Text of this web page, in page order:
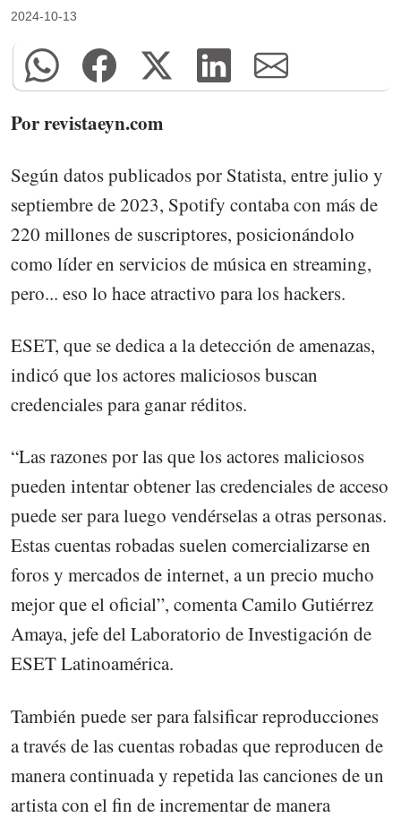
2024-10-13
Por revistaeyn.com
Según datos publicados por Statista, entre julio y
septiembre de 2023, Spotify contaba con más de
220 millones de suscriptores, posicionándolo
como líder en servicios de música en streaming,
pero... eso lo hace atractivo para los hackers.
ESET, que se dedica a la detección de amenazas,
indicó que los actores maliciosos buscan
credenciales para ganar réditos.
“Las razones por las que los actores maliciosos
pueden intentar obtener las credenciales de acceso
puede ser para luego vendérselas a otras personas.
Estas cuentas robadas suelen comercializarse en
foros y mercados de internet, a un precio mucho
mejor que el oficial”, comenta Camilo Gutiérrez
Amaya, jefe del Laboratorio de Investigación de
ESET Latinoamérica.
También puede ser para falsificar reproducciones
a través de las cuentas robadas que reproducen de
manera continuada y repetida las canciones de un
artista con el fin de incrementar de manera